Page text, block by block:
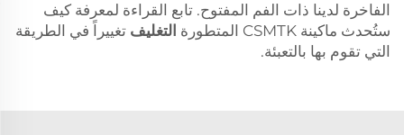
الفاخرة لدينا ذات الفم المفتوح. تابع القراءة لمعرفة كيف
ستُحدث ماكينة CSMTK المتطورة
التغليف تغييراً في الطريقة
التي تقوم بها بالتعبئة.